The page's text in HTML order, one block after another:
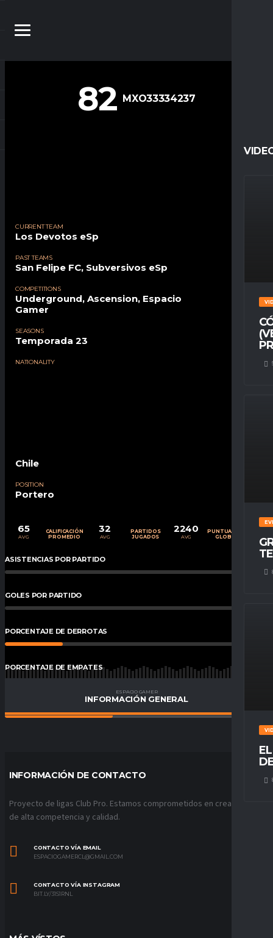
82 MXO33334237
CURRENT TEAM
Los Devotos eSp
PAST TEAMS
San Felipe FC, Subversivos eSp
COMPETITIONS
Underground, Ascension, Espacio
Gamer
SEASONS
Temporada 23
NATIONALITY
Chile
POSITION
Portero
65
AVG
CALIFICACIÓN
PROMEDIO
32
AVG
PARTIDOS
JUGADOS
2240
AVG
PUNTUACIÓN
GLOBAL
ASISTENCIAS POR PARTIDO %
GOLES POR PARTIDO
PORCENTAJE DE DERROTAS
PORCENTAJE DE EMPATES
PORCENTAJE DE VICTORIAS
ESPACIO GAMER
INFORMACIÓN GENERAL
INFORMACIÓN DE CONTACTO
Proyecto de ligas Club Pro. Estamos comprometidos en crear ligas
de alta competencia y calidad.
CONTACTO VÍA EMAIL
ESPACIOGAMERCL@GMAIL.COM
CONTACTO VÍA INSTAGRAM
BIT.LY/31S1RNL